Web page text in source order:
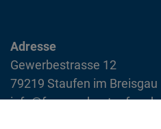
Adresse
Gewerbestrasse 12
79219 Staufen im Breisgau
info@feuerwehr-staufen.de